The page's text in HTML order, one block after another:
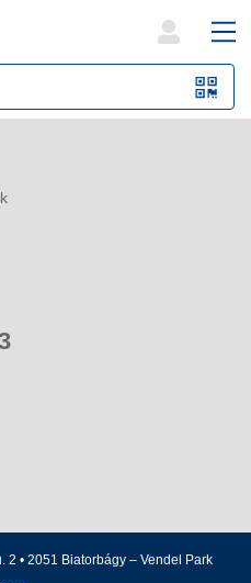
QR-
Code
2 • 2051 Biatorbágy – Vendel Park